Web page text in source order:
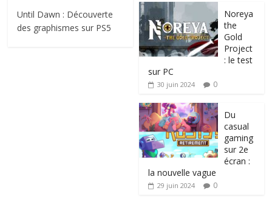
Until Dawn : Découverte
des graphismes sur PS5
Noreya
the
Gold
Project
: le test
sur PC
30 juin 2024 0
Du
casual
gaming
sur 2e
écran :
la nouvelle vague
29 juin 2024 0